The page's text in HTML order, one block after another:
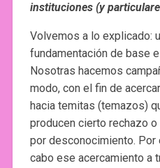
instituciones (y
Volvemos a lo explicado:
fundamentación de base
Nosotras hacemos
modo, con el fin de
hacia temitas (temazos)
producen cierto rechazo
por desconocimiento.
cabo ese acercamiento a